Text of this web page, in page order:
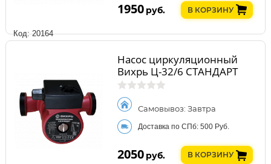
Код: 20164
1950 руб. В КОРЗИНУ
Насос циркуляционный
Вихрь Ц-32/6 СТАНДАРТ
Самовывоз: Завтра
Доставка по СПб: 500 Руб.
2050 руб. В КОРЗИНУ